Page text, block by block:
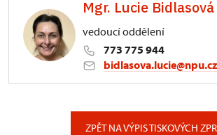
3/, Sychrov 3
Mgr. Lucie Bidlasová
vedoucí oddělení
773 775 944
bidlasova.lucie@npu.cz
ZPĚT NA VÝPIS TISKOVÝCH